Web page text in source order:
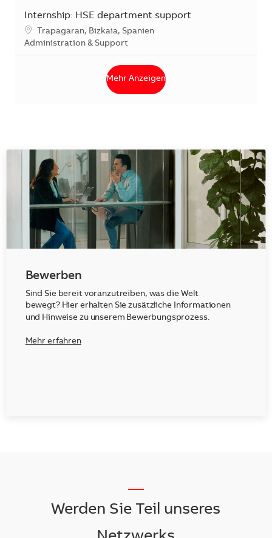
Internship: HSE department support
StandortTrapagaran, Bizkaia, Spanien
Kategorie
Administration & Support
Mehr Anzeigen
Bewerben
Sind Sie bereit voranzutreiben, was die Welt
bewegt? Hier erhalten Sie zusätzliche Informationen
und Hinweise zu unserem Bewerbungsprozess.
Mehr erfahren
Werden Sie Teil unseres